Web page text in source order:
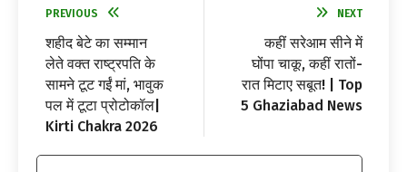
PREVIOUS
शहीद बेटे का सम्मान
लेते वक्त राष्ट्रपति के
सामने टूट गईं मां, भावुक
पल में टूटा प्रोटोकॉल|
Kirti Chakra 2026
NEXT
कहीं सरेआम सीने में
घोंपा चाकू, कहीं रातों-
रात मिटाए सबूत! | Top
5 Ghaziabad News